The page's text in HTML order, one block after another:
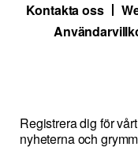
Kontakta oss
Registrera dig för
nyheterna och